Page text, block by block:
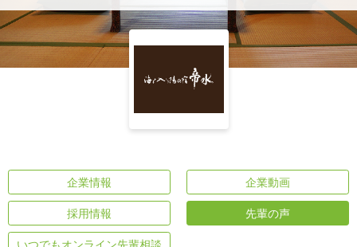
企業情報 企業動画
採用情報 先輩の声
いつでもオンライン先輩相談